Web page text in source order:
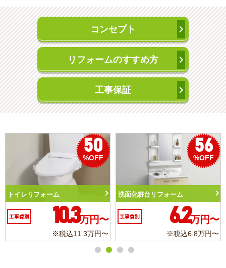
コンセプト
リフォームのすすめ方
工事保証
50
%OFF
トイレリフォーム
工事費別 10.3万円〜
※税込11.3万円〜
56
%OFF
洗面化粧台リフォーム
工事費別 6.2万円〜
※税込6.8万円〜